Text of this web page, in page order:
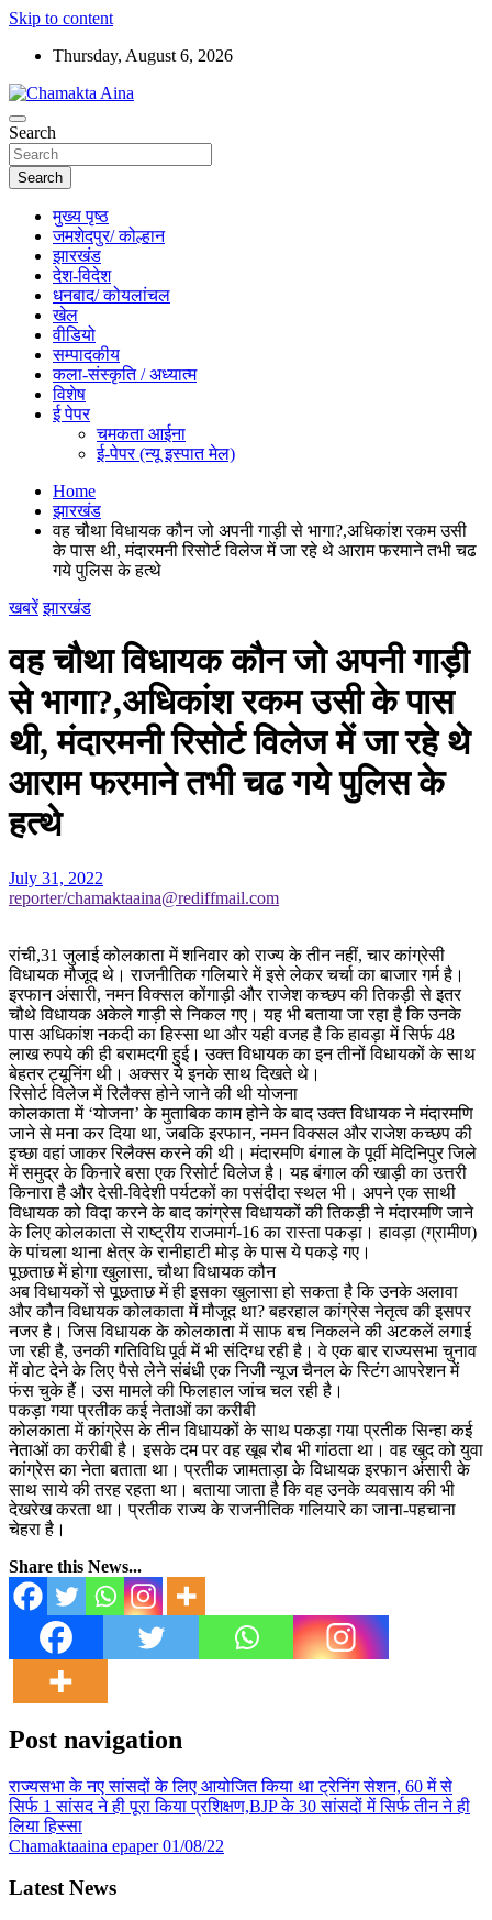
Skip to content
Thursday, August 6, 2026
Chamakta Aina
Hindi News Paper – Jharkhand
Search
Search
मुख्य पृष्ठ
जमशेदपुर/ कोल्हान
झारखंड
देश-विदेश
धनबाद/ कोयलांचल
खेल
वीडियो
सम्पादकीय
कला-संस्कृति / अध्यात्म
विशेष
ई पेपर
चमकता आईना
ई-पेपर (न्यू इस्पात मेल)
Home
झारखंड
वह चौथा विधायक कौन जो अपनी गाड़ी से भागा?,अधिकांश रकम उसी
के पास थी, मंदारमनी रिसोर्ट विलेज में जा रहे थे आराम फरमाने तभी चढ
गये पुलिस के हत्थे
खबरें झारखंड
वह चौथा विधायक कौन जो अपनी गाड़ी
से भागा?,अधिकांश रकम उसी के पास
थी, मंदारमनी रिसोर्ट विलेज में जा रहे थे
आराम फरमाने तभी चढ गये पुलिस के
हत्थे
July 31, 2022
reporter/chamaktaaina@rediffmail.com
रांची,31 जुलाई कोलकाता में शनिवार को राज्य के तीन नहीं, चार कांग्रेसी
विधायक मौजूद थे। राजनीतिक गलियारे में इसे लेकर चर्चा का बाजार गर्म है।
इरफान अंसारी, नमन विक्सल कोंगाड़ी और राजेश कच्छप की तिकड़ी से इतर
चौथे विधायक अकेले गाड़ी से निकल गए। यह भी बताया जा रहा है कि उनके
पास अधिकांश नकदी का हिस्सा था और यही वजह है कि हावड़ा में सिर्फ 48
लाख रुपये की ही बरामदगी हुई। उक्त विधायक का इन तीनों विधायकों के साथ
बेहतर ट्यूनिंग थी। अक्सर ये इनके साथ दिखते थे।
रिसोर्ट विलेज में रिलैक्स होने जाने की थी योजना
कोलकाता में ‘योजना’ के मुताबिक काम होने के बाद उक्त विधायक ने मंदारमणि
जाने से मना कर दिया था, जबकि इरफान, नमन विक्सल और राजेश कच्छप की
इच्छा वहां जाकर रिलैक्स करने की थी। मंदारमणि बंगाल के पूर्वी मेदिनिपुर जिले
में समुद्र के किनारे बसा एक रिसोर्ट विलेज है। यह बंगाल की खाड़ी का उत्तरी
किनारा है और देसी-विदेशी पर्यटकों का पसंदीदा स्थल भी। अपने एक साथी
विधायक को विदा करने के बाद कांग्रेस विधायकों की तिकड़ी ने मंदारमणि जाने
के लिए कोलकाता से राष्ट्रीय राजमार्ग-16 का रास्ता पकड़ा। हावड़ा (ग्रामीण)
के पांचला थाना क्षेत्र के रानीहाटी मोड़ के पास ये पकड़े गए।
पूछताछ में होगा खुलासा, चौथा विधायक कौन
अब विधायकों से पूछताछ में ही इसका खुलासा हो सकता है कि उनके अलावा
और कौन विधायक कोलकाता में मौजूद था? बहरहाल कांग्रेस नेतृत्व की इसपर
नजर है। जिस विधायक के कोलकाता में साफ बच निकलने की अटकलें लगाई
जा रही है, उनकी गतिविधि पूर्व में भी संदिग्ध रही है। वे एक बार राज्यसभा चुनाव
में वोट देने के लिए पैसे लेने संबंधी एक निजी न्यूज चैनल के स्टिंग आपरेशन में
फंस चुके हैं। उस मामले की फिलहाल जांच चल रही है।
पकड़ा गया प्रतीक कई नेताओं का करीबी
कोलकाता में कांग्रेस के तीन विधायकों के साथ पकड़ा गया प्रतीक सिन्हा कई
नेताओं का करीबी है। इसके दम पर वह खूब रौब भी गांठता था। वह खुद को युवा
कांग्रेस का नेता बताता था। प्रतीक जामताड़ा के विधायक इरफान अंसारी के
साथ साये की तरह रहता था। बताया जाता है कि वह उनके व्यवसाय की भी
देखरेख करता था। प्रतीक राज्य के राजनीतिक गलियारे का जाना-पहचाना
चेहरा है।
Share this News...
Post navigation
राज्यसभा के नए सांसदों के लिए आयोजित किया था ट्रेनिंग सेशन, 60 में से
सिर्फ 1 सांसद ने ही पूरा किया प्रशिक्षण,BJP के 30 सांसदों में सिर्फ तीन ने ही
लिया हिस्सा
Chamaktaaina epaper 01/08/22
Latest News